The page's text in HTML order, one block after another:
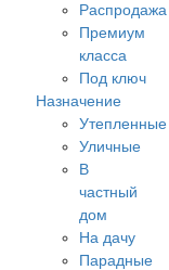
Распродажа
Премиум
класса
Под ключ
Назначение
Утепленные
Уличные
В
частный
дом
На дачу
Парадные